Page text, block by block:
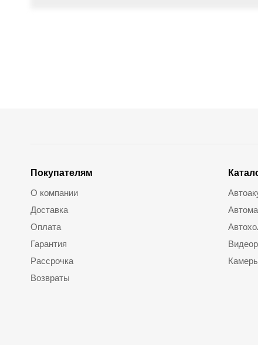
Покупателям
О компании
Доставка
Оплата
Гарантия
Рассрочка
Возвраты